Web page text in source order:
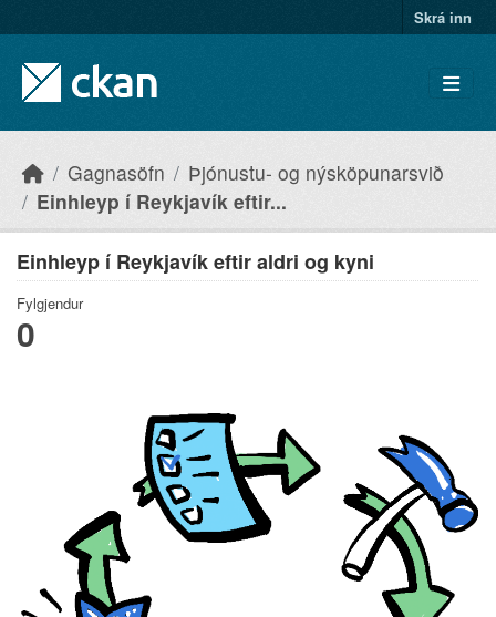
Skrá inn
Gagnasöfn
Þjónustu- og nýsköpunarsvið
Einhleyp í Reykjavík eftir...
Einhleyp í Reykjavík eftir aldri og kyni
Fylgjendur
0